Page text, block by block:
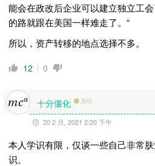
能会在政改后企业可以建立独立工
的路就跟在美国一样难走了。“
所以，资产转移的地点选择不多。
12 0
十分僵化 离线
20 2 月, 2021 2:20 下午
本人学识有限，仅谈一些自己非常
识。